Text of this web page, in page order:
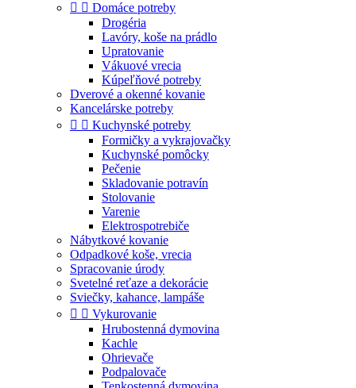
  Domáce potreby
Drogéria
Lavóry, koše na prádlo
Upratovanie
Vákuové vrecia
Kúpeľňové potreby
Dverové a okenné kovanie
Kancelárske potreby
  Kuchynské potreby
Formičky a vykrajovačky
Kuchynské pomôcky
Pečenie
Skladovanie potravín
Stolovanie
Varenie
Elektrospotrebiče
Nábytkové kovanie
Odpadkové koše, vrecia
Spracovanie úrody
Svetelné reťaze a dekorácie
Sviečky, kahance, lampáše
  Vykurovanie
Hrubostenná dymovina
Kachle
Ohrievače
Podpalovače